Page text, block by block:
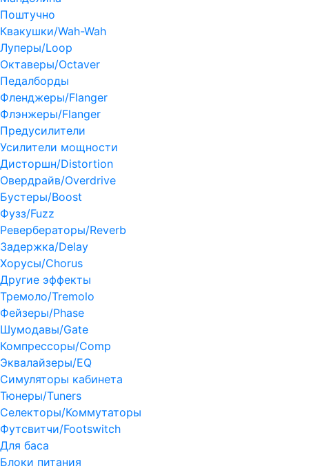
Поштучно
Квакушки/Wah-Wah
Луперы/Loop
Октаверы/Octaver
Педалборды
Фленджеры/Flanger
Флэнжеры/Flanger
Предусилители
Усилители мощности
Дисторшн/Distortion
Овердрайв/Overdrive
Бустеры/Boost
Фузз/Fuzz
Ревербераторы/Reverb
Задержка/Delay
Хорусы/Chorus
Другие эффекты
Тремоло/Tremolo
Фейзеры/Phase
Шумодавы/Gate
Компрессоры/Comp
Эквалайзеры/EQ
Симуляторы кабинета
Тюнеры/Tuners
Селекторы/Коммутаторы
Футсвитчи/Footswitch
Для баса
Блоки питания